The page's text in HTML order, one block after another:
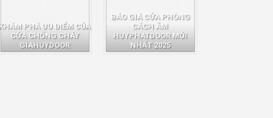
KHÁM PHÁ ƯU ĐIỂM CỦA
CỬA CHỐNG CHÁY
GIAHUYDOOR
BÁO GIÁ CỬA PHÒNG
CÁCH ÂM
HUYPHATDOOR MỚI
NHẤT 2025